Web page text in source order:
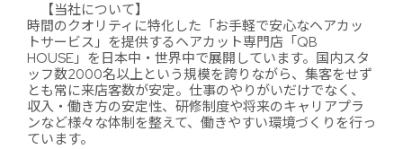
【当社について】
時間のクオリティに特化した「お手軽で安心なヘアカッ
トサービス」を提供するヘアカット専門店「QB
HOUSE」を日本中・世界中で展開しています。国内スタ
ッフ数2000名以上という規模を誇りながら、集客をせず
とも常に来店客数が安定。仕事のやりがいだけでなく、
収入・働き方の安定性、研修制度や将来のキャリアプラ
ンなど様々な体制を整えて、働きやすい環境づくりを行っ
ています。